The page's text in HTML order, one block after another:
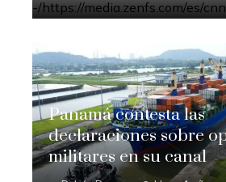
Panamá contesta las
declaraciones sobre
militares en su canal